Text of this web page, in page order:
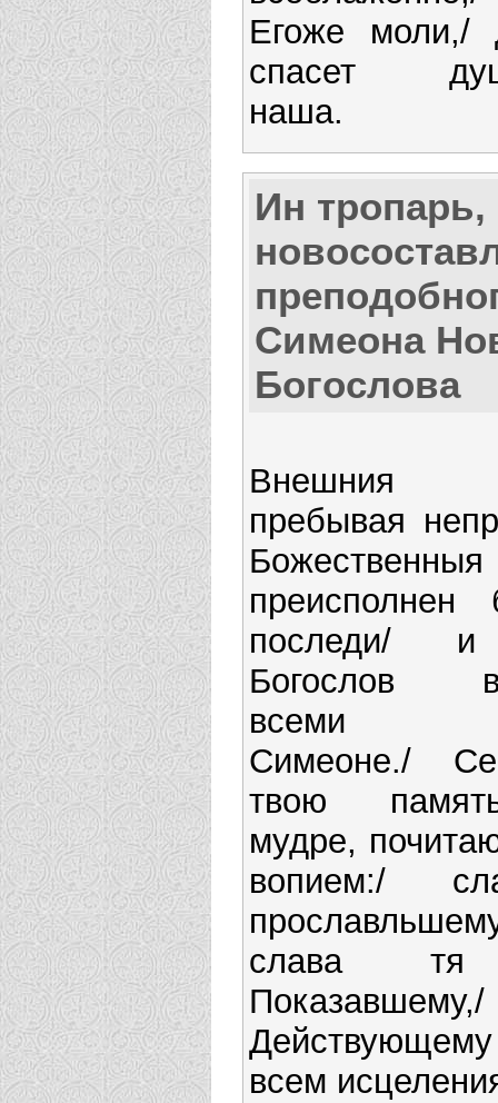
Егоже моли,/
спасет
наша.
Ин тропарь,
Симеона
Богослова
Внешния
пребывая
последи/
Богослов
всеми
Симеоне./
твою
мудре,
вопием:/
слава тя
всем